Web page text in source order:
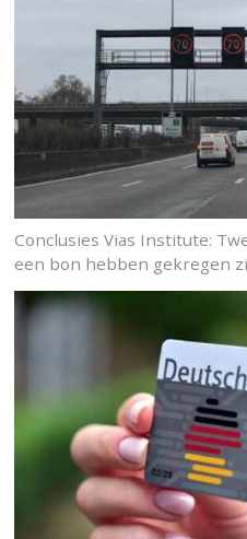
Conclusies Vias Institute:
een bon hebben gekregen